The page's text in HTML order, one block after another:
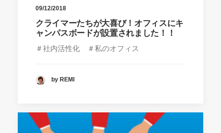
09/12/2018
クライマーたちが大喜び！オフィスにキ
ャンパスボードが設置されました！！
＃社内活性化 ＃私のオフィス
by REMI